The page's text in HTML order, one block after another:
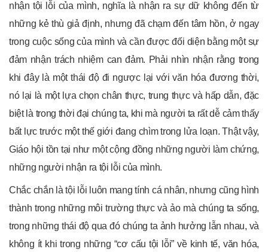
nhận tội lỗi của mình, nghĩa là nhận ra sự dữ không đến từ
những kẻ thù giả định, nhưng đã chạm đến tâm hồn, ở ngay
trong cuộc sống của mình và cần được đối diện bằng một sự
đảm nhận trách nhiệm can đảm. Phải nhìn nhận rằng trong
khi đây là một thái độ đi ngược lại với văn hóa đương thời,
nó lại là một lựa chọn chân thực, trung thực và hấp dẫn, đặc
biệt là trong thời đại chúng ta, khi mà người ta rất dễ cảm thấy
bất lực trước một thế giới đang chìm trong lửa loạn. Thật vậy,
Giáo hội tồn tại như một cộng đồng những người làm chứng,
những người nhận ra tội lỗi của mình.
Chắc chắn là tội lỗi luôn mang tính cá nhân, nhưng cũng hình
thành trong những môi trường thực và ảo mà chúng ta sống,
trong những thái độ qua đó chúng ta ảnh hưởng lẫn nhau, và
không ít khi trong những “cơ cấu tội lỗi” về kinh tế, văn hóa,